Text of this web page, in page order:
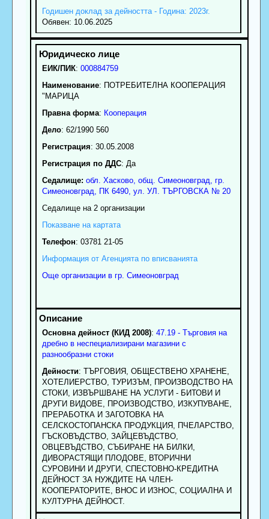
Годишен доклад за дейността - Година: 2023г.
Обявен: 10.06.2025
ЕИК/ПИК: 000884759
Наименование: ПОТРЕБИТЕЛНА КООПЕРАЦИЯ
"МАРИЦА
Правна форма: Кооперация
Дело: 62/1990 560
Регистрация: 30.05.2008
Регистрация по ДДС: Да
Седалище: обл. Хасково, общ. Симеоновград гр.
Симеоновград , ПК 6490, ул. УЛ. ТЪРГОВСКА № 20
Седалище на 2 организации
Показване на картата
Телефон: 03781 21-05
Информация от Агенцията по вписванията
Още организации в гр. Симеоновград
Основна дейност (КИД 2008): 47.19 - Търговия на
дребно в неспециализирани магазини с
разнообразни стоки
Дейности: TЪPГOBИЯ, OБЩECTBEHO XPAHEHE,
XOTEЛИEPCTBO, TУPИЗЪM, ПРОИЗВОДСТВО НА
СТОКИ, ИЗВЪРШВАНЕ НА УСЛУГИ - БИТОВИ И
ДРУГИ ВИДОВЕ, ПРОИЗВОДСТВО, ИЗКУПУВАНЕ,
ПРЕРАБОТКА И ЗАГОТОВКА НА
СЕЛСКОСТОПАНСКА ПРОДУКЦИЯ, ПЧЕЛАРСТВО,
ГЪСКОВЪДСТВО, ЗАЙЦЕВЪДСТВО,
ОВЦЕВЪДСТВО, СЪБИРАНЕ НА БИЛКИ,
ДИВОРАСТЯЩИ ПЛОДОВЕ, ВТОРИЧНИ
СУРОВИНИ И ДРУГИ, СПЕСТОВНО-КРЕДИТНА
ДЕЙНОСТ ЗА НУЖДИТЕ НА ЧЛЕН-
КООПЕРАТОРИТЕ, ВНОС И ИЗНОС, СОЦИАЛНА И
КУЛТУРНА ДЕЙНОСТ.